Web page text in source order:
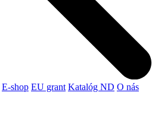
E-shop EU grant Katalóg ND O nás